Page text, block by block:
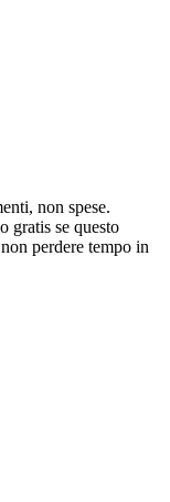
non spese.
gratis se questo
perdere tempo in